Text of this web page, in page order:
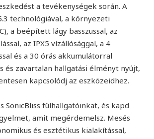
a tevékenységek során. A
technológiával, a környezeti
a beépített lágy basszussal, az
az IPX5 vízállósággal, a 4
és a 30 órás akkumulátorral
és zavartalan hallgatási élményt nyújt,
kapcsolódj az eszközeidhez.
SonicBliss fülhallgatóinkat, és kapd
amit megérdemelsz. Mesés
és esztétikus kialakítással,